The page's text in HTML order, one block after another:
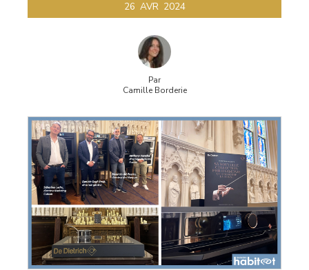
26 AVR 2024
Par
Camille Borderie